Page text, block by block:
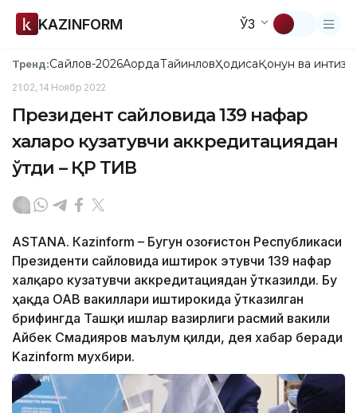
KAZINFORM ЎЗ
Тренд:Сайлов-2026АқордаТайинловҲодисаҚонун ва
21:02, 14 Ноябр 2022
Президент сайловида 139 нафар
халқаро кузатувчи аккредитациядан
ўтди – ҚР ТИВ
ASTANA. Кazinform – Бугун Қозоғистон Республикаси
Президенти сайловида иштирок этувчи 139 нафар
халқаро кузатувчи аккредитациядан ўтказилди. Бу
ҳақда ОАВ вакиллари иштирокида ўтказилган
брифингда Ташқи ишлар вазирлиги расмий вакили
Айбек Смадияров маълум қилди, дея хабар беради
Kazinform мухбири.